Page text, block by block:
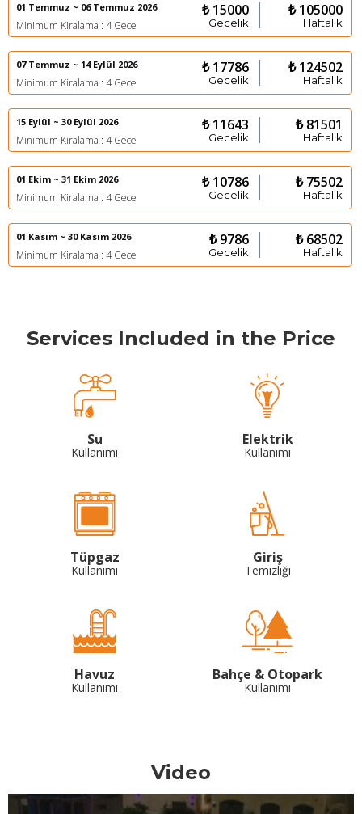
01 Temmuz ~ 06 Temmuz 2026
Minimum Kiralama : 4 Gece
₺ 15000
Gecelik
₺ 105000
Haftalık
07 Temmuz ~ 14 Eylül 2026
Minimum Kiralama : 4 Gece
₺ 17786
Gecelik
₺ 124502
Haftalık
15 Eylül ~ 30 Eylül 2026
Minimum Kiralama : 4 Gece
₺ 11643
Gecelik
₺ 81501
Haftalık
01 Ekim ~ 31 Ekim 2026
Minimum Kiralama : 4 Gece
₺ 10786
Gecelik
₺ 75502
Haftalık
01 Kasım ~ 30 Kasım 2026
Minimum Kiralama : 4 Gece
₺ 9786
Gecelik
₺ 68502
Haftalık
Services Included in the Price
Su
Kullanımı
Elektrik
Kullanımı
Tüpgaz
Kullanımı
Giriş
Temizliği
Havuz
Kullanımı
Bahçe & Otopark
Kullanımı
Video